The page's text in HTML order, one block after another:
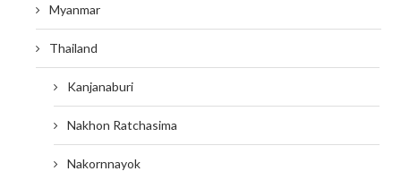
Myanmar
Thailand
Kanjanaburi
Nakhon Ratchasima
Nakornnayok